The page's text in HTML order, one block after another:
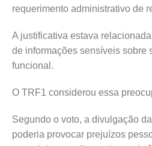
requerimento administrativo de
A justificativa estava
de informações sensíveis sobre
funcional.
O TRF1 considerou essa
Segundo o voto, a divulgação
poderia provocar prejuízos